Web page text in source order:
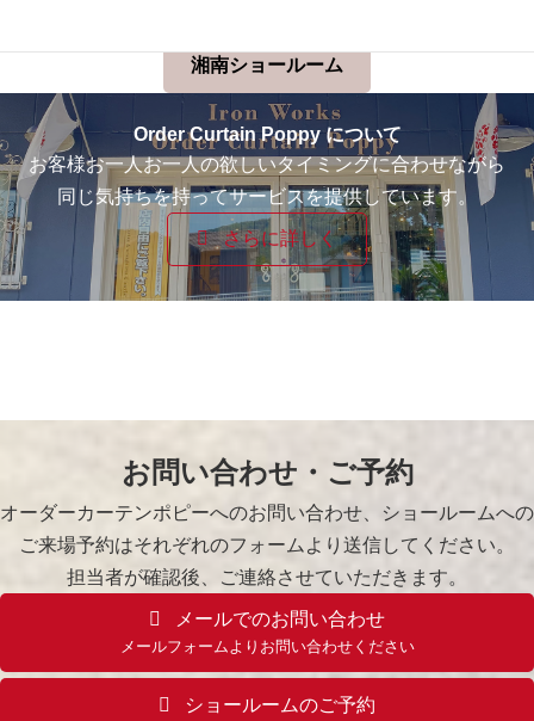
湘南ショールーム
Order Curtain Poppy について
お客様お一人お一人の欲しいタイミングに合わせながら
同じ気持ちを持ってサービスを提供しています。
さらに詳しく
お問い合わせ・ご予約
オーダーカーテンポピーへのお問い合わせ、ショールームへの
ご来場予約はそれぞれのフォームより送信してください。
担当者が確認後、ご連絡させていただきます。
メールでのお問い合わせ
メールフォームよりお問い合わせください
ショールームのご予約